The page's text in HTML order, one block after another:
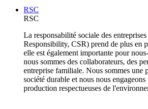
RSC
RSC
La responsabilité sociale des
Responsibility, CSR) prend de plus en
elle est également importante pour
nous sommes des collaborateurs, des
entreprise familiale. Nous sommes une
société durable et nous nous
production respectueuses de